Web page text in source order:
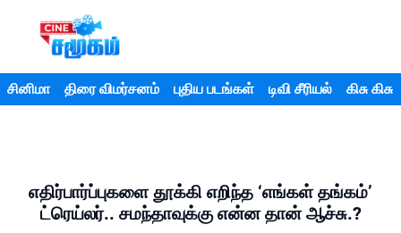
சினிமா திரை விமர்சனம் புதிய படங்கள் டிவி சீரியல் கிசு கிசு
எதிர்பார்ப்புகளை தூக்கி எறிந்த ‘எங்கள் தங்கம்’
ட்ரெய்லர்.. சமந்தாவுக்கு என்ன தான் ஆச்சு.?